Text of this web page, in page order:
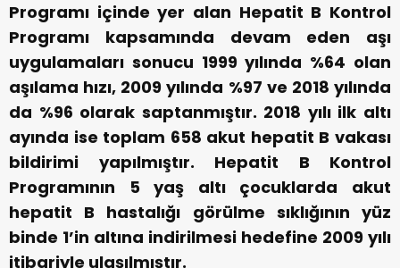
Programı içinde yer alan Hepatit B Kontrol
Programı kapsamında devam eden aşı
uygulamaları sonucu 1999 yılında %64 olan
aşılama hızı, 2009 yılında %97 ve 2018 yılında
da %96 olarak saptanmıştır. 2018 yılı ilk altı
ayında ise toplam 658 akut hepatit B vakası
bildirimi yapılmıştır. Hepatit B Kontrol
Programının 5 yaş altı çocuklarda akut
hepatit B hastalığı görülme sıklığının yüz
binde 1’in altına indirilmesi hedefine 2009 yılı
itibariyle ulaşılmıştır.